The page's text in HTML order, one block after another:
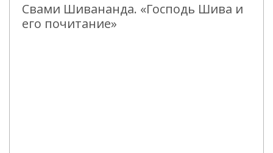
Свами Шивананда. «Господь Шива и
его почитание»